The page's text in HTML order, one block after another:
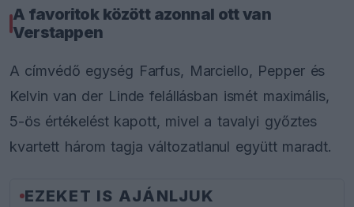
A favoritok között azonnal ott van
Verstappen
A címvédő egység Farfus, Marciello, Pepper és
Kelvin van der Linde felállásban ismét maximális,
5-ös értékelést kapott, mivel a tavalyi győztes
kvartett három tagja változatlanul együtt maradt.
EZEKET IS AJÁNLJUK